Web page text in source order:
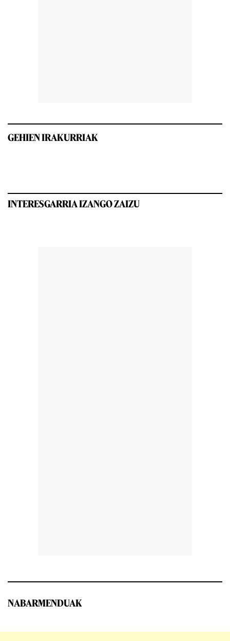
GEHIEN IRAKURRIAK
INTERESGARRIA IZANGO ZAIZU
NABARMENDUAK